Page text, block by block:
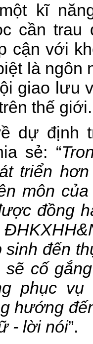
kĩ
cần trau
cận với
là ngôn
giao lưu
thế giới.
dự định
sẻ: “
triển
môn
đồng
sinh đến
cố
phục vụ
hướng
- lời nói”.